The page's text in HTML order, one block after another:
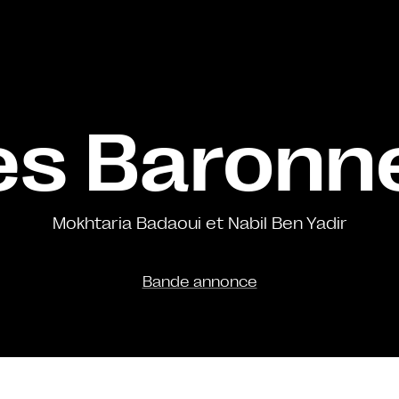
Mokhtaria Badaoui et Nabil Ben Yadir
Bande annonce